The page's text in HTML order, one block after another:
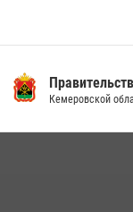
14 июля 2026, 08:52
Кемеровской